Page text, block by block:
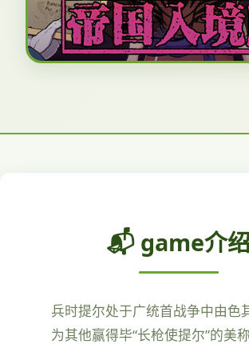
📬 game介绍
兵时提尔处于广统首战争中由色
为其他赢得毕“长枪使提尔”的美